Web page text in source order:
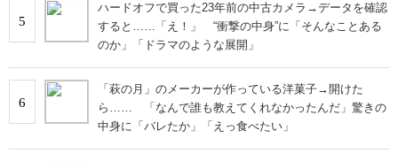
5
ハードオフで買った23年前の中古カメラ→データを確認
すると……「え！」 “衝撃の中身”に「そんなことある
のか」「ドラマのような展開」
6
「萩の月」のメーカーが作っている洋菓子→開けた
ら…… 「なんで誰も教えてくれなかったんだ」驚きの
中身に「バレたか」「えっ食べたい」